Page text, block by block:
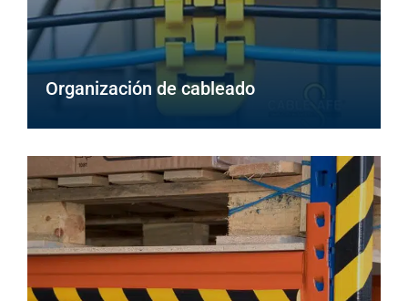
Organización de cableado